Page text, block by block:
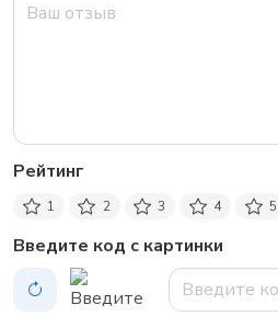
Рейтинг
1 2 3 4 5
Введите код с картинки